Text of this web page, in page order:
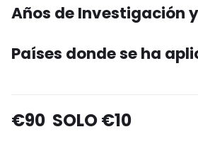
Años de Investigación
Países donde se ha
€90 SOLO €10